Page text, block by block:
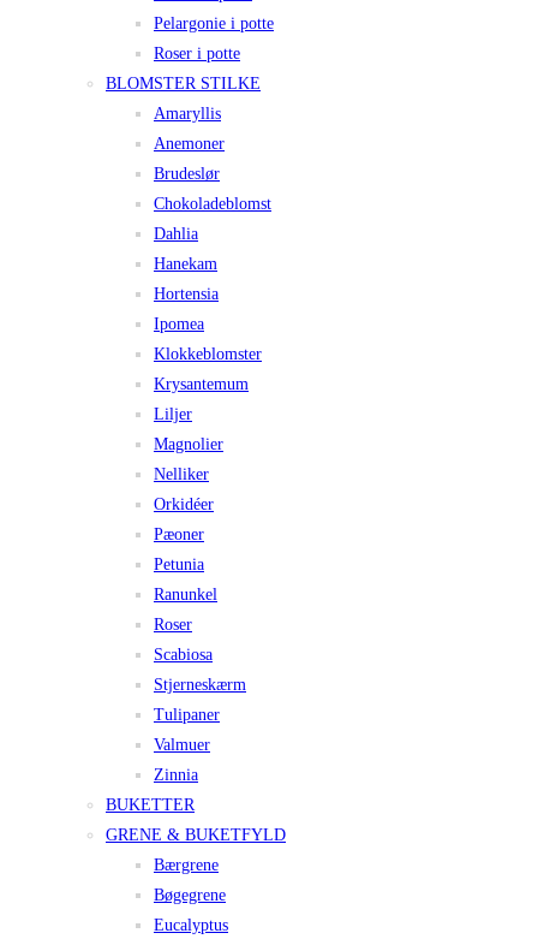
Pelargonie i potte
Roser i potte
BLOMSTER STILKE
Amaryllis
Anemoner
Brudeslør
Chokoladeblomst
Dahlia
Hanekam
Hortensia
Ipomea
Klokkeblomster
Krysantemum
Liljer
Magnolier
Nelliker
Orkidéer
Pæoner
Petunia
Ranunkel
Roser
Scabiosa
Stjerneskærm
Tulipaner
Valmuer
Zinnia
BUKETTER
GRENE & BUKETFYLD
Bærgrene
Bøgegrene
Eucalyptus